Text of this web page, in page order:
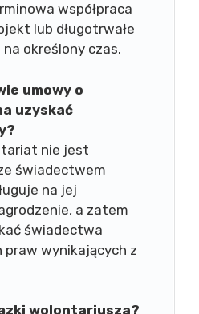
współpraca
lub długotrwałe
określony czas.
umowy o
uzyskać
nie jest
świadectwem
na jej
a zatem
świadectwa
praw wynikających z
wolontariusza?